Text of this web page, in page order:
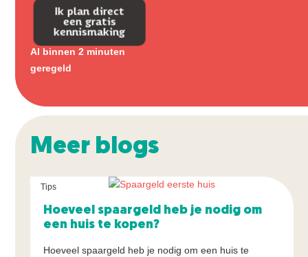
Ik plan direct
een gratis
kennismaking
Al binnen 2 minuten
geregeld
Meer blogs
Tips
Hoeveel spaargeld heb je nodig om
een huis te kopen?
Hoeveel spaargeld heb je nodig om een huis te